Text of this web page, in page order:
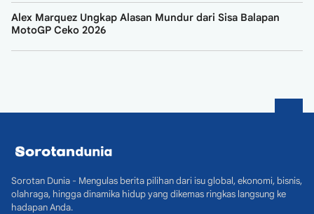
Alex Marquez Ungkap Alasan Mundur dari Sisa Balapan
MotoGP Ceko 2026
Sorotan Dunia - Mengulas berita pilihan dari isu global, ekonomi, bisnis,
olahraga, hingga dinamika hidup yang dikemas ringkas langsung ke
hadapan Anda.